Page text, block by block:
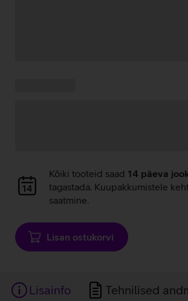
Andmete
laadimine
Kõiki tooteid saad 14 päeva
tagastada. Kuupakkumistele
saatmine.
Lisan ostukorvi
Lisainfo Tehnilised